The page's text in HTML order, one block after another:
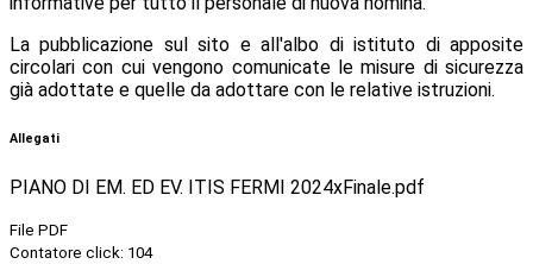
La pubblicazione sul sito e all'albo di istituto di apposite
circolari con cui vengono comunicate le misure di sicurezza
già adottate e quelle da adottare con le relative istruzioni.
Allegati
PIANO DI EM. ED EV. ITIS FERMI 2024xFinale.pdf
File PDF
Contatore click: 104